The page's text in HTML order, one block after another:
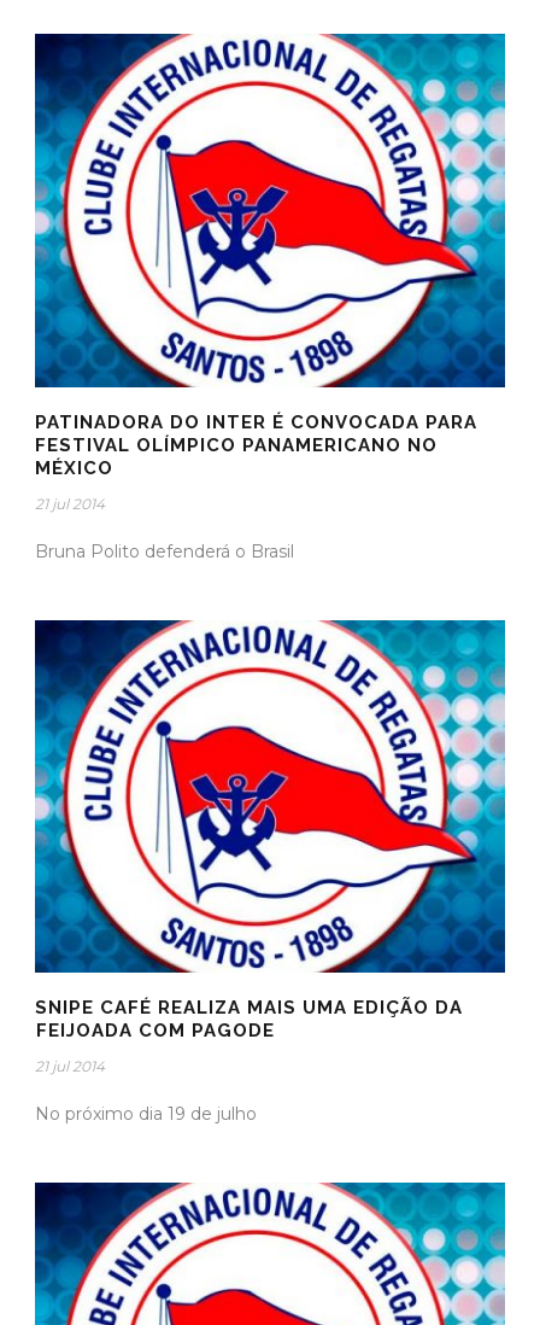
PATINADORA DO INTER É CONVOCADA PARA
FESTIVAL OLÍMPICO PANAMERICANO NO
MÉXICO
21 jul 2014
Bruna Polito defenderá o Brasil
SNIPE CAFÉ REALIZA MAIS UMA EDIÇÃO DA
FEIJOADA COM PAGODE
21 jul 2014
No próximo dia 19 de julho